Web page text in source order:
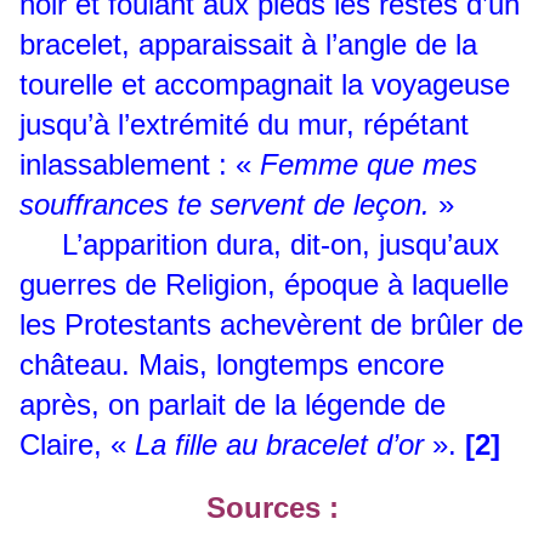
bracelet, apparaissait à l’angle de la
tourelle et accompagnait la voyageuse
jusqu’à l’extrémité du mur, répétant
inlassablement : « Femme que mes
souffrances te servent de leçon. »
L’apparition dura, dit-on, jusqu’aux
guerres de Religion, époque à laquelle
les Protestants achevèrent de brûler de
château. Mais, longtemps encore
après, on parlait de la légende de
Claire, « La fille au bracelet d’or». [2]
Sources :